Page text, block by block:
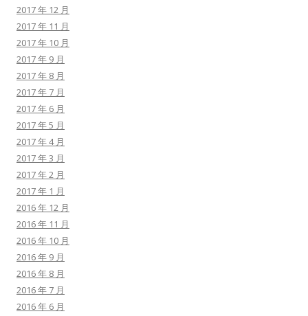
2017 年 12 月
2017 年 11 月
2017 年 10 月
2017 年 9 月
2017 年 8 月
2017 年 7 月
2017 年 6 月
2017 年 5 月
2017 年 4 月
2017 年 3 月
2017 年 2 月
2017 年 1 月
2016 年 12 月
2016 年 11 月
2016 年 10 月
2016 年 9 月
2016 年 8 月
2016 年 7 月
2016 年 6 月